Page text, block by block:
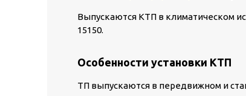
Выпускаются КТП в климатическом
15150.
Особенности установки КТП
ТП выпускаются в передвижном и